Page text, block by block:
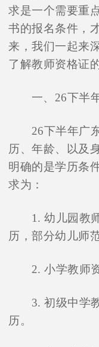
求是一个需要重
书的报名条件，
来，我们一起来
了解教师资格证
一、26下半
26下半年广
历、年龄、以及
明确的是学历条
求为：
1. 幼儿园教
历，部分幼儿师
2. 小学教师
3. 初级中学
历。